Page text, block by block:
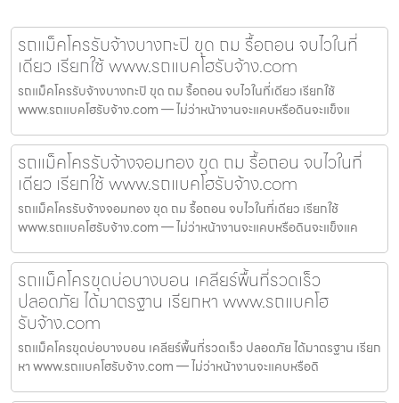
รถแม็คโครรับจ้างบางกะปิ ขุด ถม รื้อถอน จบไวในที่
เดียว เรียกใช้ www.รถแบคโฮรับจ้าง.com
รถแม็คโครรับจ้างบางกะปิ ขุด ถม รื้อถอน จบไวในที่เดียว เรียกใช้
www.รถแบคโฮรับจ้าง.com — ไม่ว่าหน้างานจะแคบหรือดินจะแข็งแ
รถแม็คโครรับจ้างจอมทอง ขุด ถม รื้อถอน จบไวในที่
เดียว เรียกใช้ www.รถแบคโฮรับจ้าง.com
รถแม็คโครรับจ้างจอมทอง ขุด ถม รื้อถอน จบไวในที่เดียว เรียกใช้
www.รถแบคโฮรับจ้าง.com — ไม่ว่าหน้างานจะแคบหรือดินจะแข็งแค
รถแม็คโครขุดบ่อบางบอน เคลียร์พื้นที่รวดเร็ว
ปลอดภัย ได้มาตรฐาน เรียกหา www.รถแบคโฮ
รับจ้าง.com
รถแม็คโครขุดบ่อบางบอน เคลียร์พื้นที่รวดเร็ว ปลอดภัย ได้มาตรฐาน เรียก
หา www.รถแบคโฮรับจ้าง.com — ไม่ว่าหน้างานจะแคบหรือดิ